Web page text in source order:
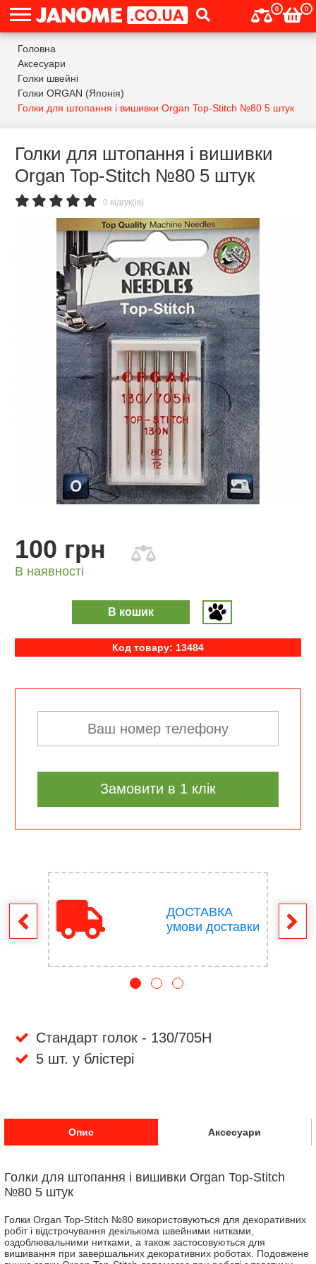
0 0
Головна
Аксесуари
Голки швейні
Голки ORGAN (Японія)
Голки для штопання і вишивки Organ Top-Stitch №80 5 штук
Голки для штопання і вишивки
Organ Top-Stitch №80 5 штук
0 відгук(ів)
100 грн
В наявності
В кошик
Код товару: 13484
Замовити в 1 клік
ДОСТАВКА
умови доставки
Стандарт голок - 130/705H
5 шт. у блістері
Опис Аксесуари
Голки для штопання і вишивки Organ Top-Stitch
№80 5 штук
Голки Organ Top-Stitch №80 використовуються для декоративних
робіт і відстрочування декількома швейними нитками,
оздоблювальними нитками, а також застосовуються для
вишивання при завершальних декоративних роботах. Подовжене